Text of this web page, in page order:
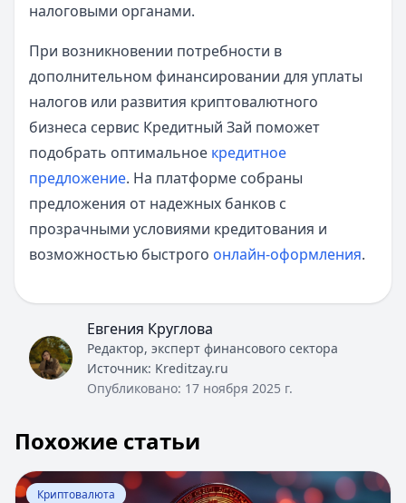
налоговыми органами.
При возникновении потребности в
дополнительном финансировании для уплаты
налогов или развития криптовалютного
бизнеса сервис Кредитный Зай поможет
подобрать оптимальное кредитное
предложение. На платформе собраны
предложения от надежных банков с
прозрачными условиями кредитования и
возможностью быстрого онлайн-оформления.
Евгения Круглова
Редактор, эксперт финансового сектора
Источник: Kreditzay.ru
Опубликовано: 17 ноября 2025 г.
Похожие статьи
Перейти к статье: Что такое криптовалюта и как на
Криптовалюта